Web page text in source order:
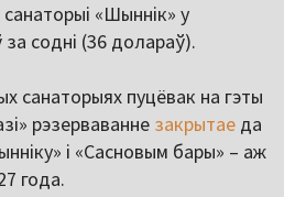
«Шыннік» у
содні (36 долараў).
санаторыях пуцёвак на гэты
рэзерваванне закрытае да
і «Сасновым бары» – аж
года.